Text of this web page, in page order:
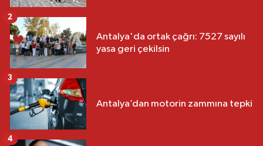
Antalya'da ortak çağrı: 7527 sayılı
yasa geri çekilsin
2
Antalya’dan motorin zammına tepki
3
4